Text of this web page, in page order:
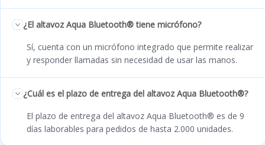
¿El altavoz Aqua Bluetooth® tiene micrófono?
Sí, cuenta con un micrófono integrado que permite realizar
y responder llamadas sin necesidad de usar las manos.
¿Cuál es el plazo de entrega del altavoz Aqua Bluetooth®?
El plazo de entrega del altavoz Aqua Bluetooth® es de 9
días laborables para pedidos de hasta 2.000 unidades.